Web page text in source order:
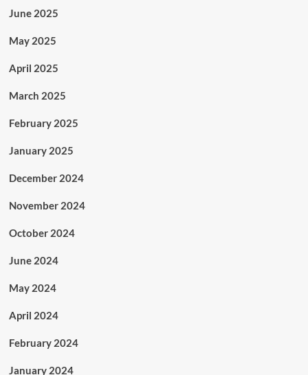
June 2025
May 2025
April 2025
March 2025
February 2025
January 2025
December 2024
November 2024
October 2024
June 2024
May 2024
April 2024
February 2024
January 2024